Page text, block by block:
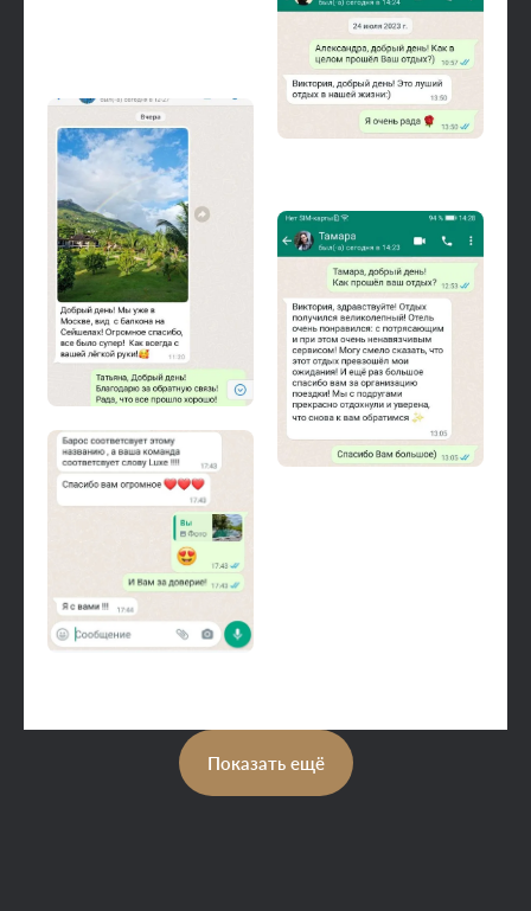
Показать ещё